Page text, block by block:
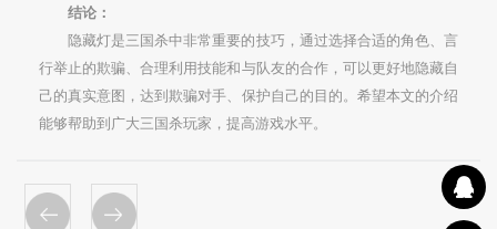
结论：
隐藏灯是三国杀中非常重要的技巧，通过选择合适的角色、言
行举止的欺骗、合理利用技能和与队友的合作，可以更好地隐藏自
己的真实意图，达到欺骗对手、保护自己的目的。希望本文的介绍
能够帮助到广大三国杀玩家，提高游戏水平。